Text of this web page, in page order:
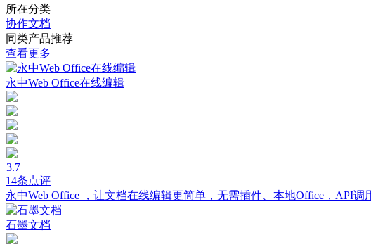
所在分类
协作文档
同类产品推荐
查看更多
永中Web Office在线编辑
3.7
14条点评
永中Web Office ，让文档在线编辑更简单，无需插件、本地Office，API调
石墨文档